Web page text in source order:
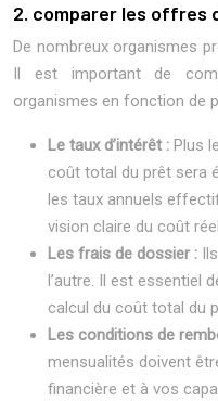
2. comparer les offres
De nombreux organismes
Il est important de
organismes en fonction de
Le taux d’intérêt : Plus
coût total du prêt sera
les taux annuels
vision claire du coût
Les frais de dossier :
l’autre. Il est essentiel
calcul du coût total du
Les conditions de
mensualités doivent
financière et à vos